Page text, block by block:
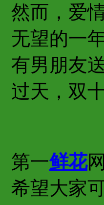
然而，爱
无望的一
有男朋友
过天，双
第一鲜花
希望大家